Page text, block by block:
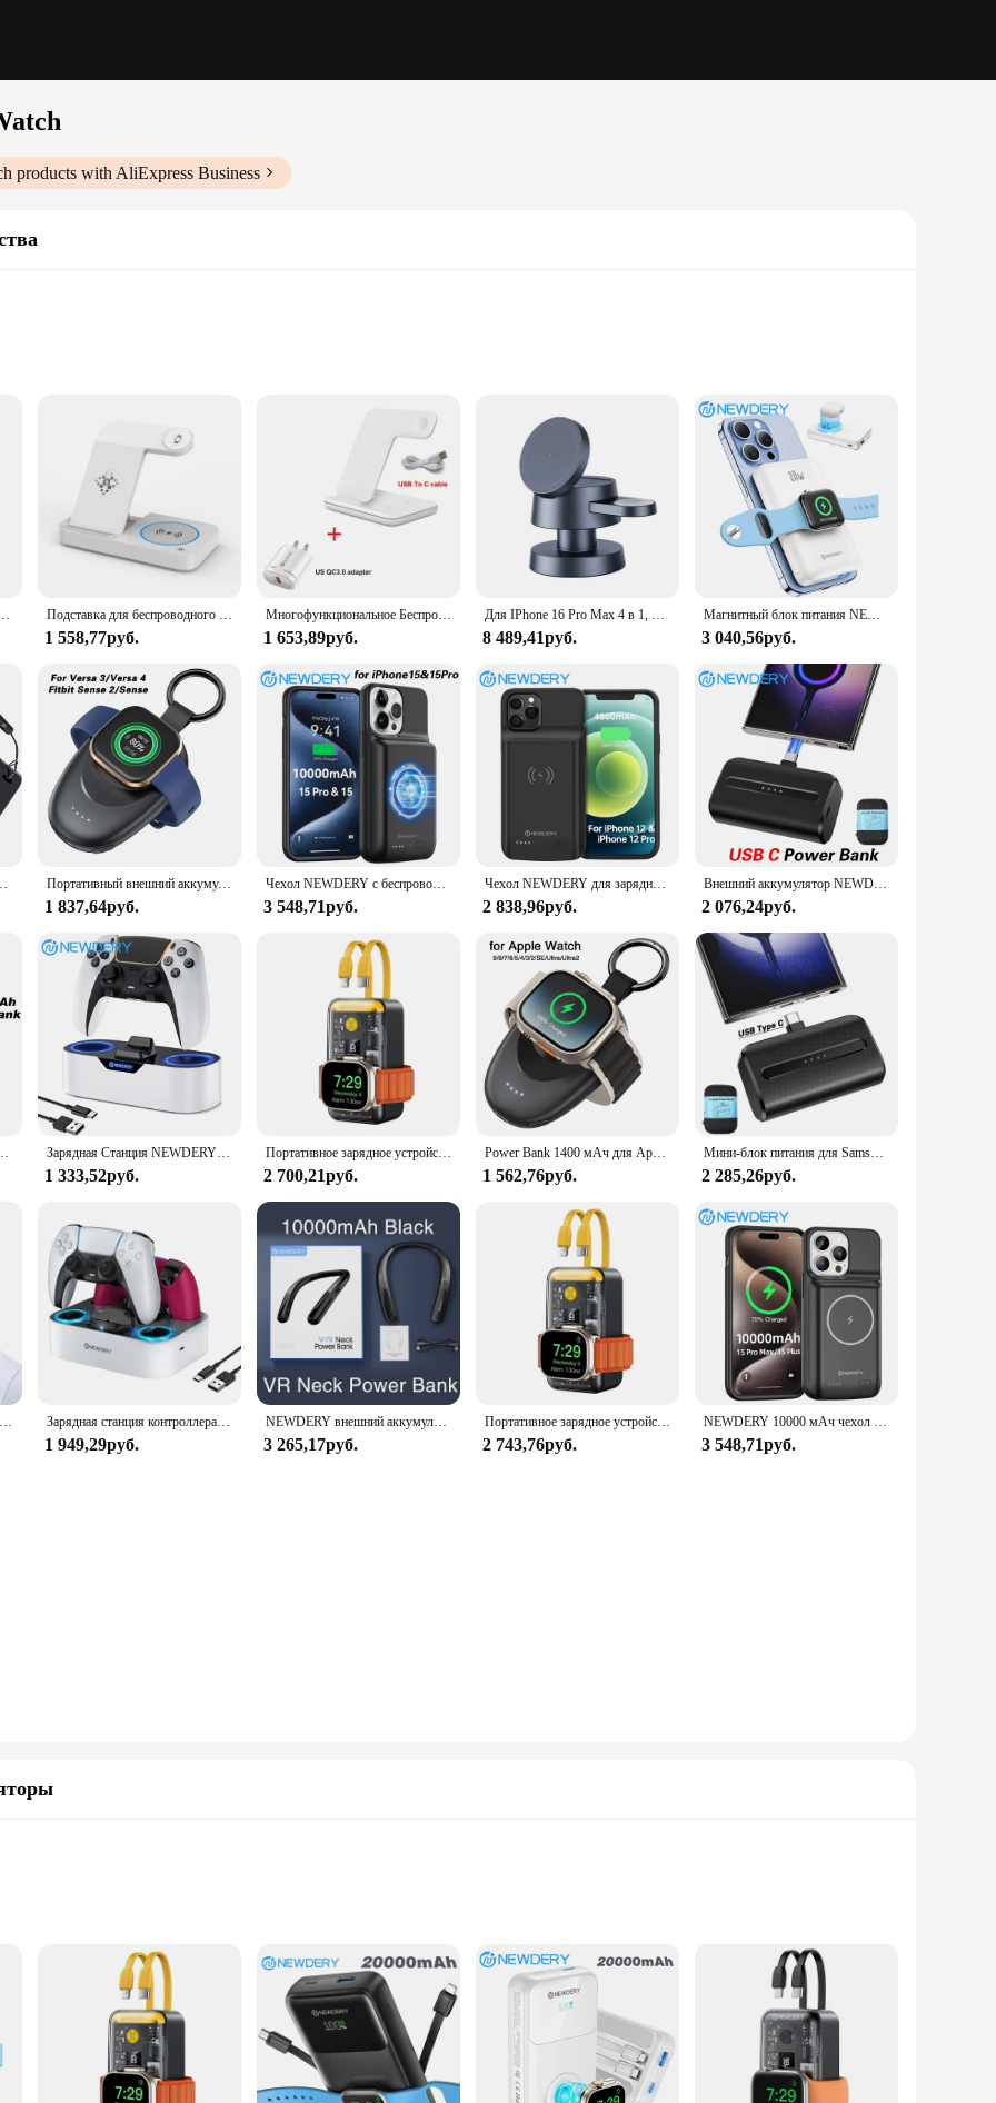
products with AliExpress Business
accessory for Apple Watch owners who value convenience and efficiency. This charger is not just a simple power source; it's a
plastic, it offers a robust build that can withstand the rigors of daily use. Its compact design ensures that it can easily fit into your bag or
Apple Watch on the move.
provide a seamless charging experience. Its 5V/1A power output ensures that your Apple Watch is charged efficiently and quickly, so
keeps the charger firmly in place, preventing any accidental slips or falls. Whether you're at home, in the office, or traveling, this charger
that caters to the needs of Apple Watch enthusiasts. It's a perfect fit for wholesale vendors and suppliers looking to provide their
is available in sets, making it an ideal gift for friends or family members who own an Apple Watch. With its sleek design and
is a must-have for anyone who values both style and efficiency in their charging solutions.
iWatch 9 8 7 6 SE 5 4 док-станция для быстрой зарядки USB Type C кабель для серии Apple Watch Подставка для беспроводного зарядного устройства 100 Вт 4 в 1 для iPhone 14 13 X Samsung Apple Watch Airpods iWatch Складная док-станция для быстрой зарядки Qi
1 558,77руб.
Многофункциональное Беспроводное зарядное устройство 3 в 1, подставка для iPhone 14 13 Pro Max Airpods Apple, зарядная док-станция 15 Вт, быстрая зарядная станция
1 653,89руб.
Для IPhone 16 Pro Max 4 в 1, беспроводная зарядная станция Cube с ночником для зарядного устройства MagSafe для Apple IWatch Ultra, Airpods
8 489,41руб.
Магнитный блок питания NEWDERY 4 в 1 для Apple Watch, портативное зарядное устройство, аккумулятор Magsafe для iPhone 16 Pro Max/15/14/13 серии
3 040,56руб.
2, беспроводное зарядное устройство iWatch, 4000 мАч Портативный внешний аккумулятор емкостью 1400 мАч для Fitbit Sense 2,Sense,Versa 3 Versa 4, магнитное дорожное зарядное устройство для ключей, Смарт-часы, зарядное устройство, док-станция
1 837,64руб.
Чехол NEWDERY с беспроводным зарядным устройством для iPhone 15 Pro, чехол с внешним аккумулятором, чехол с внешним зарядным устройством для iPhone 15, чехол
3 548,71руб.
Чехол NEWDERY для зарядного устройства для iPhone 12/12 Pro, чехол для дополнительного зарядного устройства, чехол для беспроводного зарядного устройства, 4800 мАч
2 838,96руб.
Внешний аккумулятор NEWDERY с USB-портом, 6600 мАч
2 076,24руб.
Ultra/9/8/7/6/5, беспроводной блок питания для iPhone серии 15/14/13/12 Зарядная Станция NEWDERY PS5 с одним контроллером для PlayStation 5 и DualSense Edge, док-станция для быстрой зарядки
1 333,52руб.
Портативное зарядное устройство NEWDERY для Apple Watch, внешний аккумулятор 10000 мАч, 22,5 Вт, быстрая зарядка для iPhone,iWatch,Samsung,LG, аккумулятор для телефона
2 700,21руб.
Power Bank 1400 мАч для Apple Watch 9/8/7/6/5/4/3/2/SE/Ultra 2, беспроводной магнитный внешний аккумулятор, брелок, портативное зарядное устройство, аккумулятор
1 562,76руб.
Мини-блок питания для Samsung Galaxy,Google Pixel, iPhone, QC PD PowerBank с быстрой зарядкой, запасная Внешняя батарея, портативное зарядное устройство
2 285,26руб.
Аккумулятор NEWDERY VR для Meta Quest 3/2/Pro PD, быстрое зарядное устройство для VR Pico 4/4 Pro, HTC Vive, PSVR 2, подвесной внешний аккумулятор на шею Зарядная станция контроллера NEWDERY PS5, двойное зарядное устройство для Playstation 5, контроллер DualSense Edge, док-станция для быстрой зарядки
1 949,29руб.
NEWDERY внешний аккумулятор для Oculus, Quest 2 VR аккумулятор 10000 мАч быстрое зарядное устройство для Meta Quest 3, 2, 1, Pro, Pico 4 Pro, HTC
3 265,17руб.
Портативное зарядное устройство NEWDERY, портативное зарядное устройство для Apple Watch, iPhone,Samsung,Huawei, внешняя мини-батарея Type-C 10000 мАч со встроенным кабелем
2 743,76руб.
NEWDERY 10000 мАч чехол для iPhone 15 Pro Max ,15Plus зарядное устройство для аккумулятора, Беспроводная зарядка, портативный чехол для внешнего аккумулятора
3 548,71руб.
for any Apple Watch owner. This sleek and compact charger is not only designed to complement your Apple Watch's aesthetic
from high-quality durable plastic, this charger ensures longevity and resilience against daily wear and tear. Its fast charging
time, making it an indispensable part of your daily routine.